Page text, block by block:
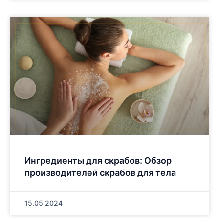
Ингредиенты для скрабов: Обзор
производителей скрабов для тела
15.05.2024